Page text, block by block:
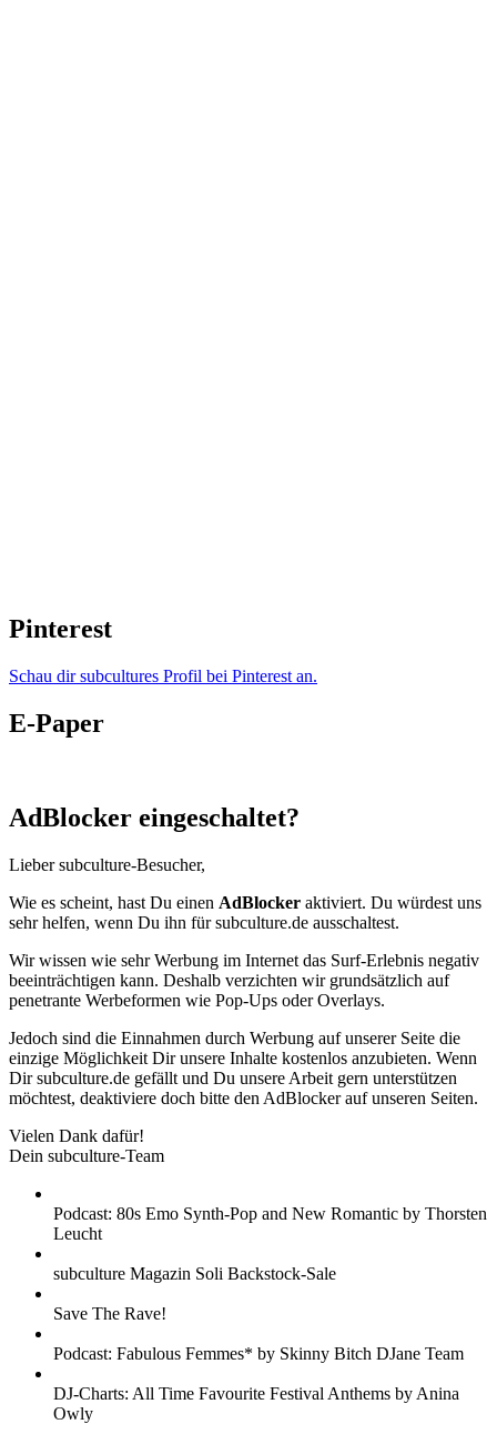
Pinterest
Schau dir subcultures Profil bei Pinterest an.
E-Paper
AdBlocker eingeschaltet?
Lieber subculture-Besucher,
Wie es scheint, hast Du einen AdBlocker aktiviert. Du würdest uns
sehr helfen, wenn Du ihn für subculture.de ausschaltest.
Wir wissen wie sehr Werbung im Internet das Surf-Erlebnis negativ
beeinträchtigen kann. Deshalb verzichten wir grundsätzlich auf
penetrante Werbeformen wie Pop-Ups oder Overlays.
Jedoch sind die Einnahmen durch Werbung auf unserer Seite die
einzige Möglichkeit Dir unsere Inhalte kostenlos anzubieten. Wenn
Dir subculture.de gefällt und Du unsere Arbeit gern unterstützen
möchtest, deaktiviere doch bitte den AdBlocker auf unseren Seiten.
Vielen Dank dafür!
Dein subculture-Team
Podcast: 80s Emo Synth-Pop and New Romantic by Thorsten
Leucht
subculture Magazin Soli Backstock-Sale
Save The Rave!
Podcast: Fabulous Femmes* by Skinny Bitch DJane Team
DJ-Charts: All Time Favourite Festival Anthems by Anina
Owly